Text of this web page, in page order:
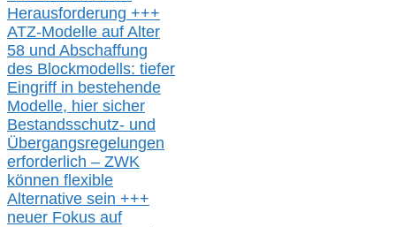
Herausforderung +++
ATZ-Modelle auf Alter
58 und Abschaffung
des Blockmodells: tiefer
Eingriff in bestehende
Modelle, hier sicher
Bestandsschutz- und
Übergangsregelungen
erforderlich – ZWK
können flexible
Alternative sein +++
neuer Fokus auf